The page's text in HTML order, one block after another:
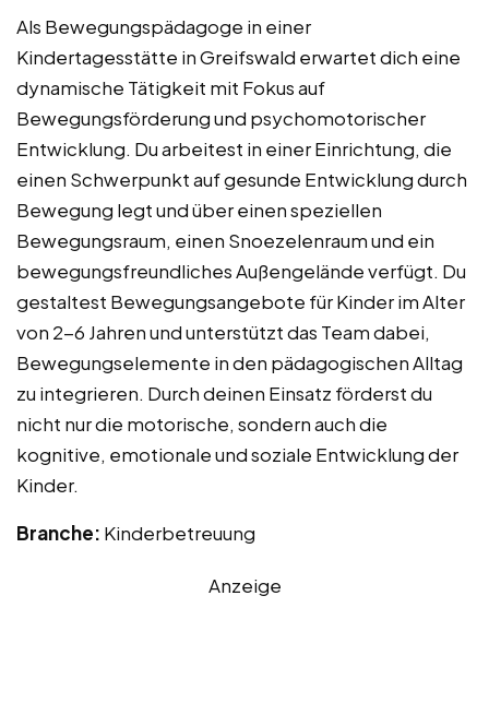
Als Bewegungspädagoge in einer
Kindertagesstätte in Greifswald erwartet dich eine
dynamische Tätigkeit mit Fokus auf
Bewegungsförderung und psychomotorischer
Entwicklung. Du arbeitest in einer Einrichtung, die
einen Schwerpunkt auf gesunde Entwicklung durch
Bewegung legt und über einen speziellen
Bewegungsraum, einen Snoezelenraum und ein
bewegungsfreundliches Außengelände verfügt. Du
gestaltest Bewegungsangebote für Kinder im Alter
von 2-6 Jahren und unterstützt das Team dabei,
Bewegungselemente in den pädagogischen Alltag
zu integrieren. Durch deinen Einsatz förderst du
nicht nur die motorische, sondern auch die
kognitive, emotionale und soziale Entwicklung der
Kinder.
Branche: Kinderbetreuung
Anzeige